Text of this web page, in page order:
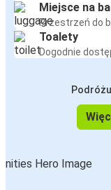
Miejsce na
Przestrzeń do
Toalety
Dogodnie